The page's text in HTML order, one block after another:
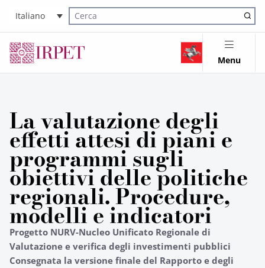
Italiano
Cerca nel sito
Menu
La valutazione degli
effetti attesi di piani e
programmi sugli
obiettivi delle politiche
regionali. Procedure,
modelli e indicatori
Progetto NURV-Nucleo Unificato Regionale di
Valutazione e verifica degli investimenti pubblici
Consegnata la versione finale del Rapporto e degli